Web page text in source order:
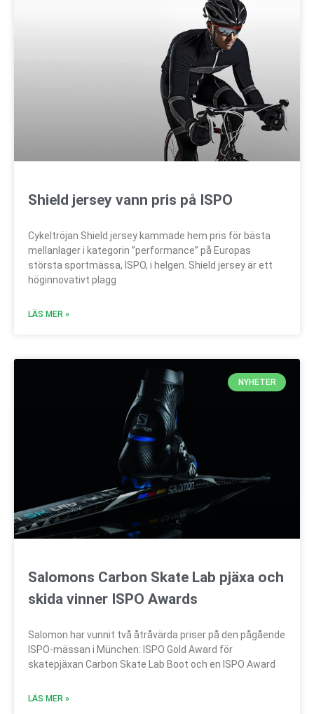
Shield jersey vann pris på ISPO
Cykeltröjan Shield jersey kammade hem pris för bästa
mellanlager i kategorin ”performance” på Europas
största sportmässa, ISPO, i helgen. Shield jersey är ett
höginnovativt plagg
LÄS MER »
NYHETER
Salomons Carbon Skate Lab pjäxa och
skida vinner ISPO Awards
Salomon har vunnit två åtråvärda priser på den pågående
ISPO-mässan i München: ISPO Gold Award för
skatepjäxan Carbon Skate Lab Boot och en ISPO Award
LÄS MER »